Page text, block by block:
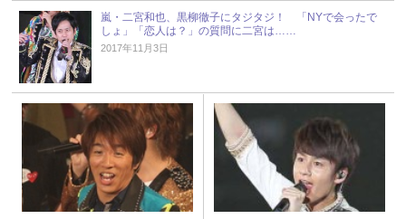
嵐・二宮和也、黒柳徹子にタジタジ！ 「NYで会ったで
しょ」「恋人は？」の質問に二宮は……
2017年11月3日